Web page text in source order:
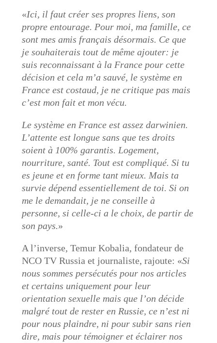
«Ici, il faut créer ses propres liens, son
propre entourage. Pour moi, ma famille, ce
sont mes amis français désormais. Ce que
je souhaiterais tout de même ajouter: je
suis reconnaissant à la France pour cette
décision et cela m’a sauvé, le système en
France est costaud, je ne critique pas mais
c’est mon fait et mon vécu.
Le système en France est assez darwinien.
L’attente est longue sans que tes droits
soient à 100% garantis. Logement,
nourriture, santé. Tout est compliqué. Si tu
es jeune et en forme tant mieux. Mais ta
survie dépend essentiellement de toi. Si on
me le demandait, je ne conseille à
personne, si celle-ci a le choix, de partir de
son pays.»
A l’inverse, Temur Kobalia, fondateur de
NCO TV Russia et journaliste, rajoute: «Si
nous sommes persécutés pour nos articles
et certains uniquement pour leur
orientation sexuelle mais que l’on décide
malgré tout de rester en Russie, ce n’est ni
pour nous plaindre, ni pour subir sans rien
dire, mais pour témoigner et éclairer nos